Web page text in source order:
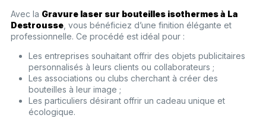
Avec la Gravure laser sur bouteilles isothermes à La
Destrousse, vous bénéficiez d’une finition élégante et
professionnelle. Ce procédé est idéal pour :
Les entreprises souhaitant offrir des objets publicitaires
personnalisés à leurs clients ou collaborateurs ;
Les associations ou clubs cherchant à créer des
bouteilles à leur image ;
Les particuliers désirant offrir un cadeau unique et
écologique.